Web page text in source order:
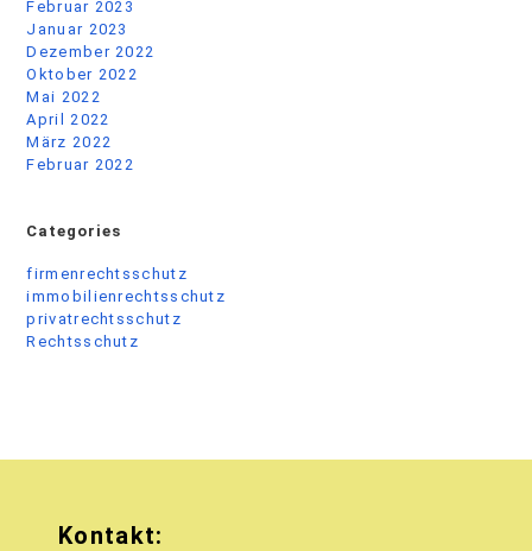
Kontakt:
ARAG Versicherungen Mathias
Thieme,
Gluckstr. 57, 22081 Hamburg
mathiasthieme@service-
+49 170 9146717
Ihre ARAG Agentur in Hamburg –
Ihr Rechtsschutzexperte im
Norden